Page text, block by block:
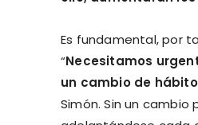
Es fundamental, por
“Necesitamos
un cambio de
Simón. Sin un